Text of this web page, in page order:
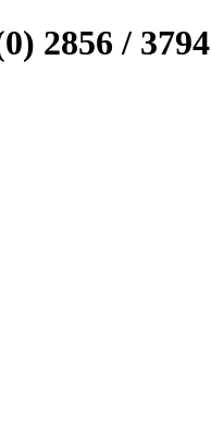
2856 / 3794